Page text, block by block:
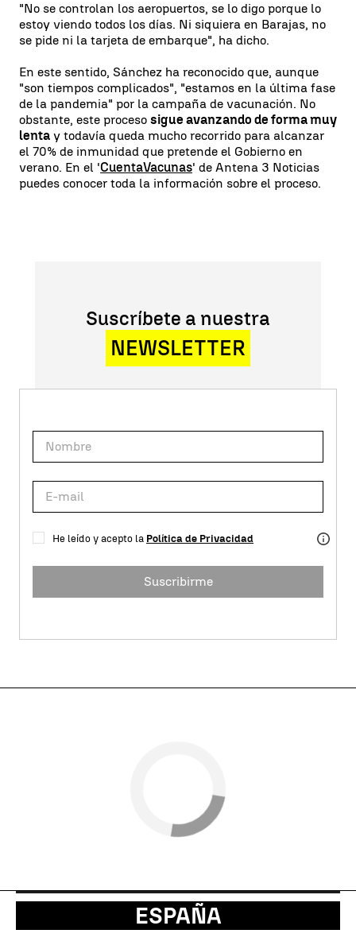
"No se controlan los aeropuertos, se lo digo porque lo
estoy viendo todos los días. Ni siquiera en Barajas, no
se pide ni la tarjeta de embarque", ha dicho.
En este sentido, Sánchez ha reconocido que, aunque
"son tiempos complicados", "estamos en la última fase
de la pandemia" por la campaña de vacunación. No
obstante, este proceso sigue avanzando de forma muy
lenta y todavía queda mucho recorrido para alcanzar
el 70% de inmunidad que pretende el Gobierno en
verano. En el 'CuentaVacunas' de Antena 3 Noticias
puedes conocer toda la información sobre el proceso.
Suscríbete a nuestra
NEWSLETTER
He leído y acepto la Política de Privacidad
Suscribirme
ESPAÑA